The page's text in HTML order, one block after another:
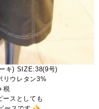
キ) SIZE:38(9号)
リウレタン3%
税
ースとしても